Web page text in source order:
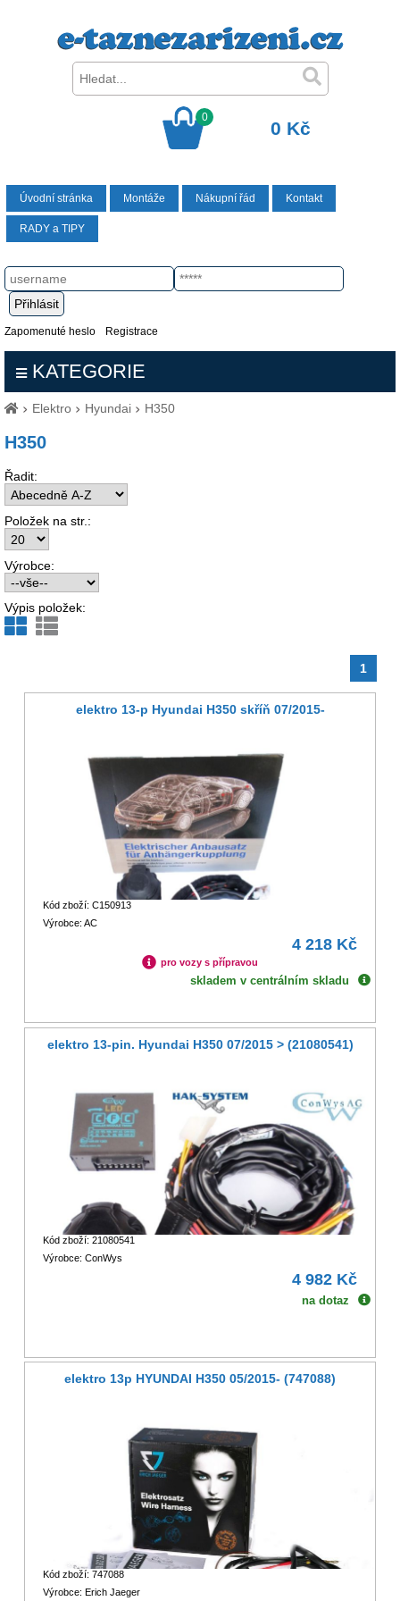
0
0 Kč
Úvodní stránka Montáže Nákupní řád Kontakt
RADY a TIPY
Zapomenuté heslo Registrace
KATEGORIE
Elektro Hyundai H350
H350
Řadit:
Položek na str.:
Výrobce:
Výpis položek:
1
elektro 13-p Hyundai H350 skříň 07/2015-
Kód zboží: C150913
Výrobce: AC
4 218 Kč
pro vozy s přípravou
skladem v centrálním skladu
elektro 13-pin. Hyundai H350 07/2015 > (21080541)
Kód zboží: 21080541
Výrobce: ConWys
4 982 Kč
na dotaz
elektro 13p HYUNDAI H350 05/2015- (747088)
Kód zboží: 747088
Výrobce: Erich Jaeger